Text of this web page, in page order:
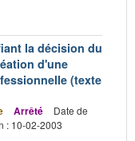
la décision du
d'une
(texte
Arrêté
Date de
: 10-02-2003